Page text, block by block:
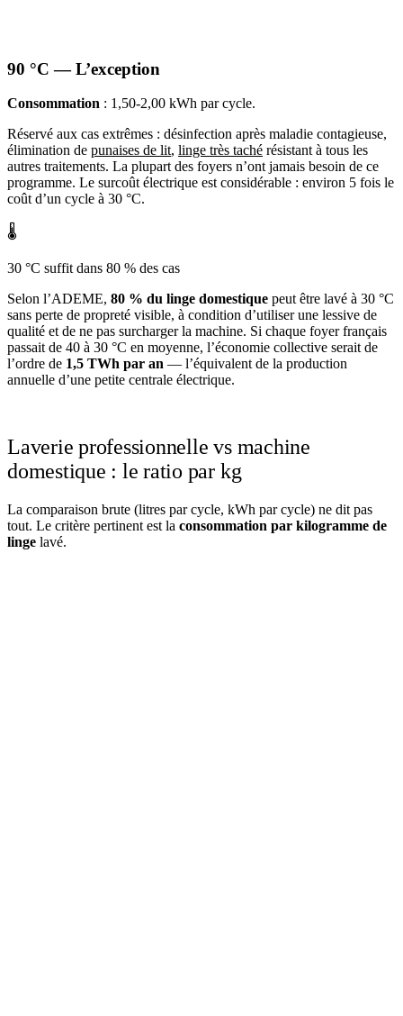
90 °C — L’exception
Consommation : 1,50-2,00 kWh par cycle.
Réservé aux cas extrêmes : désinfection après maladie contagieuse,
élimination de punaises de lit, linge très taché résistant à tous les
autres traitements. La plupart des foyers n’ont jamais besoin de ce
programme. Le surcoût électrique est considérable : environ 5 fois le
coût d’un cycle à 30 °C.
🌡️
30 °C suffit dans 80 % des cas
Selon l’ADEME, 80 % du linge domestique peut être lavé à 30 °C
sans perte de propreté visible, à condition d’utiliser une lessive de
qualité et de ne pas surcharger la machine. Si chaque foyer français
passait de 40 à 30 °C en moyenne, l’économie collective serait de
l’ordre de 1,5 TWh par an — l’équivalent de la production
annuelle d’une petite centrale électrique.
Laverie professionnelle vs machine
domestique : le ratio par kg
La comparaison brute (litres par cycle, kWh par cycle) ne dit pas
tout. Le critère pertinent est la consommation par kilogramme de
linge lavé.